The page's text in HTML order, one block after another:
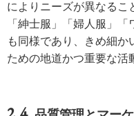
によりニーズが異なるこ
「紳士服」「婦人服」
も同様であり、きめ細か
ための地道かつ重要な活